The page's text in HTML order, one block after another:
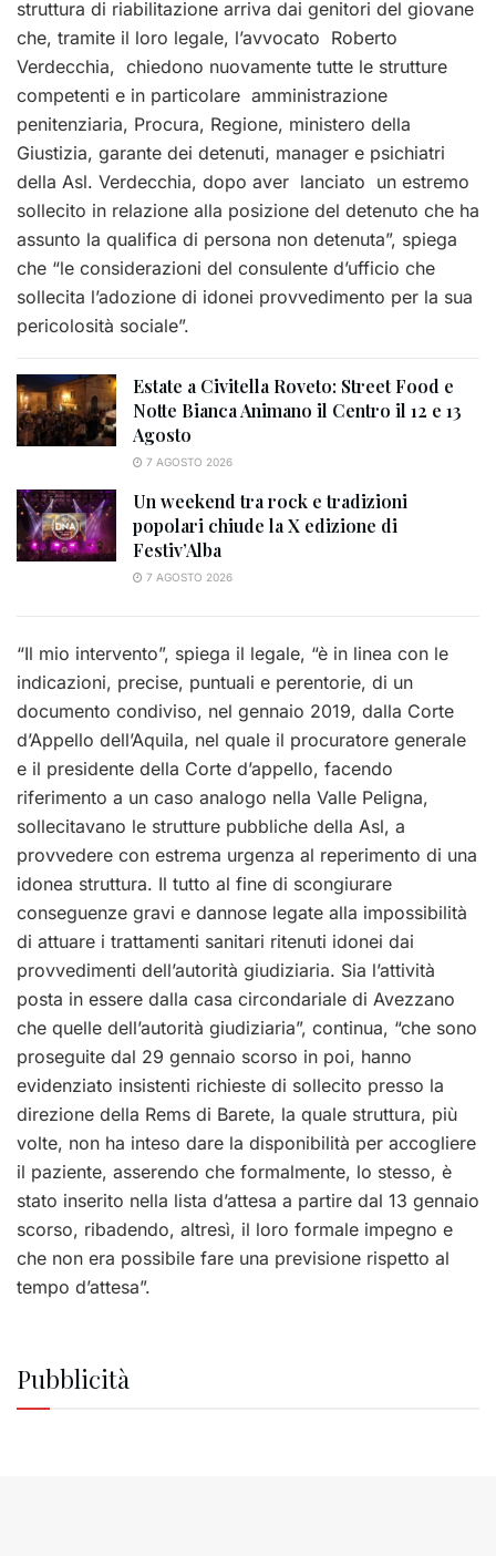
struttura di riabilitazione arriva dai genitori del giovane
che, tramite il loro legale, l’avvocato Roberto
Verdecchia, chiedono nuovamente tutte le strutture
competenti e in particolare amministrazione
penitenziaria, Procura, Regione, ministero della
Giustizia, garante dei detenuti, manager e psichiatri
della Asl. Verdecchia, dopo aver lanciato un estremo
sollecito in relazione alla posizione del detenuto che ha
assunto la qualifica di persona non detenuta”, spiega
che “le considerazioni del consulente d’ufficio che
sollecita l’adozione di idonei provvedimento per la sua
pericolosità sociale”.
Estate a Civitella Roveto: Street Food e
Notte Bianca Animano il Centro il 12 e 13
Agosto
7 AGOSTO 2026
Un weekend tra rock e tradizioni
popolari chiude la X edizione di
Festiv’Alba
7 AGOSTO 2026
“Il mio intervento”, spiega il legale, “è in linea con le
indicazioni, precise, puntuali e perentorie, di un
documento condiviso, nel gennaio 2019, dalla Corte
d’Appello dell’Aquila, nel quale il procuratore generale
e il presidente della Corte d’appello, facendo
riferimento a un caso analogo nella Valle Peligna,
sollecitavano le strutture pubbliche della Asl, a
provvedere con estrema urgenza al reperimento di una
idonea struttura. Il tutto al fine di scongiurare
conseguenze gravi e dannose legate alla impossibilità
di attuare i trattamenti sanitari ritenuti idonei dai
provvedimenti dell’autorità giudiziaria. Sia l’attività
posta in essere dalla casa circondariale di Avezzano
che quelle dell’autorità giudiziaria”, continua, “che sono
proseguite dal 29 gennaio scorso in poi, hanno
evidenziato insistenti richieste di sollecito presso la
direzione della Rems di Barete, la quale struttura, più
volte, non ha inteso dare la disponibilità per accogliere
il paziente, asserendo che formalmente, lo stesso, è
stato inserito nella lista d’attesa a partire dal 13 gennaio
scorso, ribadendo, altresì, il loro formale impegno e
che non era possibile fare una previsione rispetto al
tempo d’attesa”.
Pubblicità